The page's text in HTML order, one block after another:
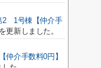
2 1号棟【仲介手
更新しました。
仲介手数料0円】